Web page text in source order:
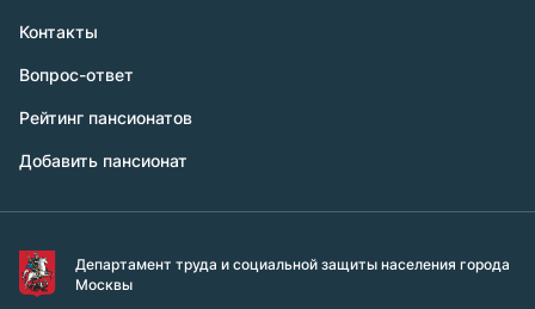
Контакты
Вопрос-ответ
Рейтинг пансионатов
Добавить пансионат
Департамент труда и социальной защиты населения города
Москвы